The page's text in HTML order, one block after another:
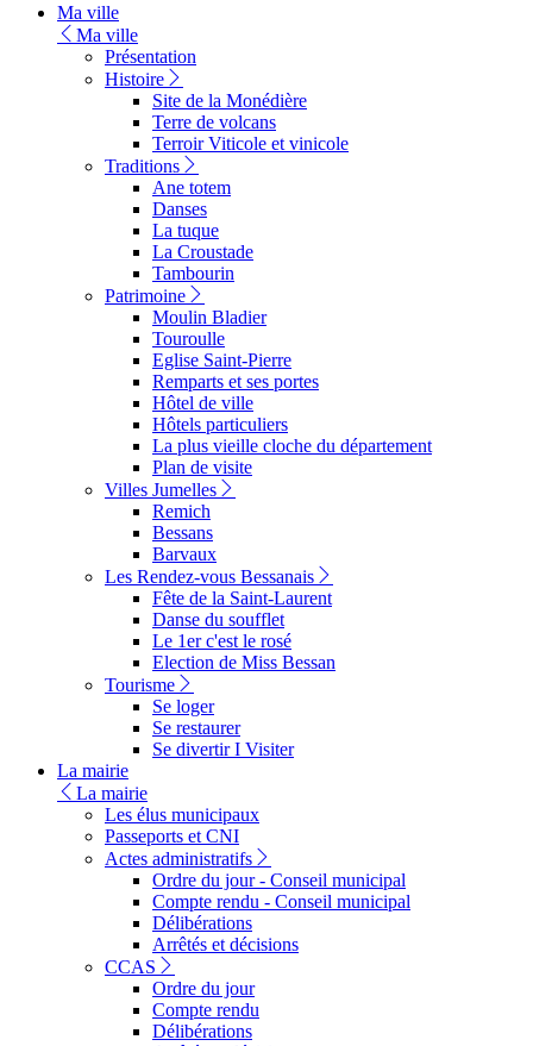
vers
Ma ville
Ma ville
Présentation
Histoire
Site de la Monédière
Terre de volcans
Terroir Viticole et vinicole
Traditions
Ane totem
Danses
La tuque
La Croustade
Tambourin
Patrimoine
Moulin Bladier
Touroulle
Eglise Saint-Pierre
Remparts et ses portes
Hôtel de ville
Hôtels particuliers
La plus vieille cloche du département
Plan de visite
Villes Jumelles
Remich
Bessans
Barvaux
Les Rendez-vous Bessanais
Fête de la Saint-Laurent
Danse du soufflet
Le 1er c'est le rosé
Election de Miss Bessan
Tourisme
Se loger
Se restaurer
Se divertir I Visiter
La mairie
La mairie
Les élus municipaux
Passeports et CNI
Actes administratifs
Ordre du jour - Conseil municipal
Compte rendu - Conseil municipal
Délibérations
Arrêtés et décisions
CCAS
Ordre du jour
Compte rendu
Délibérations